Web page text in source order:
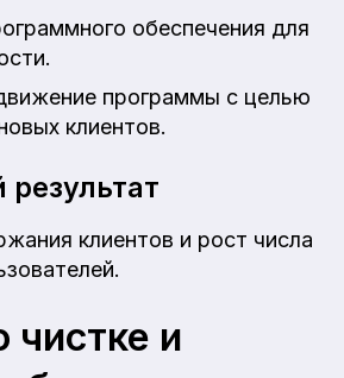
обеспечения для
программы с целью
клиентов.
клиентов и рост числа
чистке и